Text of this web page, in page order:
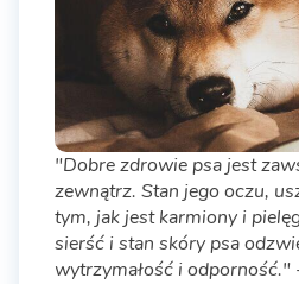
"Dobre zdrowie psa jest
zewnątrz. Stan jego oczu,
tym, jak jest karmiony i
sierść i stan skóry psa
wytrzymałość i odporność."